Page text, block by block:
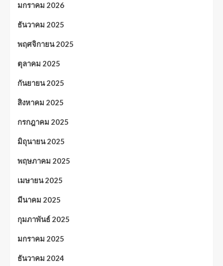
มกราคม 2026
ธันวาคม 2025
พฤศจิกายน 2025
ตุลาคม 2025
กันยายน 2025
สิงหาคม 2025
กรกฎาคม 2025
มิถุนายน 2025
พฤษภาคม 2025
เมษายน 2025
มีนาคม 2025
กุมภาพันธ์ 2025
มกราคม 2025
ธันวาคม 2024